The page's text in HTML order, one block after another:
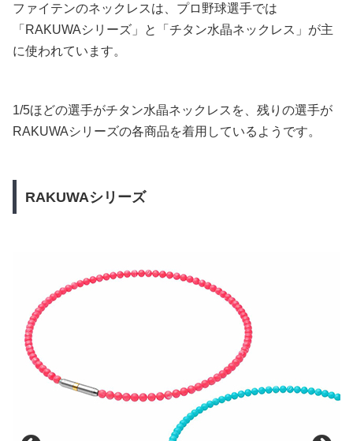
ファイテンのネックレスは、プロ野球選手では
「RAKUWAシリーズ」と「チタン水晶ネックレス」が主
に使われています。
1/5ほどの選手がチタン水晶ネックレスを、残りの選手が
RAKUWAシリーズの各商品を着用しているようです。
RAKUWAシリーズ